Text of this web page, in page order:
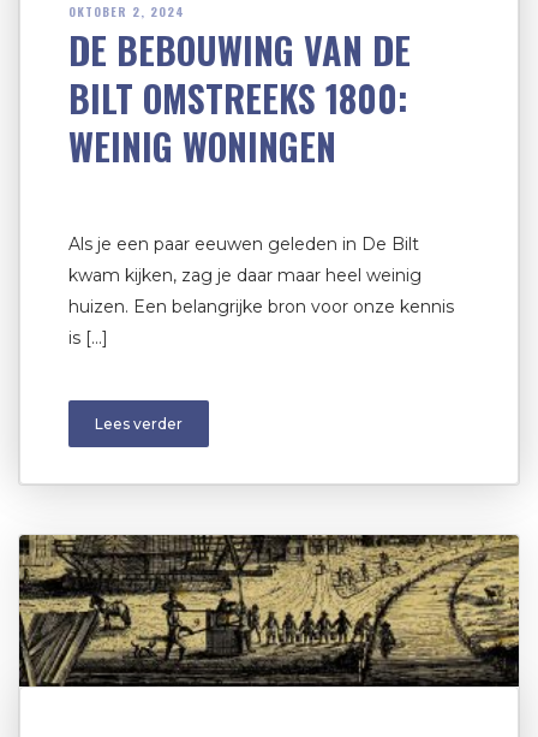
OKTOBER 2, 2024
DE BEBOUWING VAN DE
BILT OMSTREEKS 1800:
WEINIG WONINGEN
Als je een paar eeuwen geleden in De Bilt
kwam kijken, zag je daar maar heel weinig
huizen. Een belangrijke bron voor onze kennis
is […]
Lees verder